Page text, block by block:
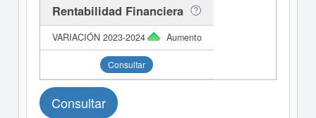
Rentabilidad Financiera
Aumento
Consultar
Consultar